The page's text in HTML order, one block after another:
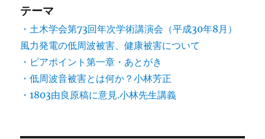
テーマ
・土木学会第73回年次学術講演会（平成30年8月）
風力発電の低周波被害、健康被害について
・ピアポイント第一章・あとがき
・低周波音被害とは何か？小林芳正
・1803由良原稿に意見.小林先生講義